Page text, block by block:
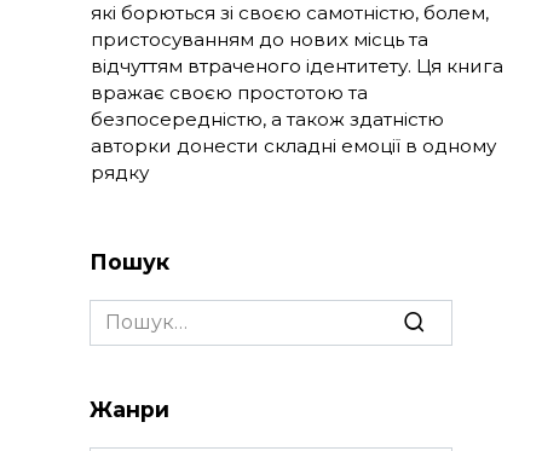
які борються зі своєю самотністю, болем,
пристосуванням до нових місць та
відчуттям втраченого ідентитету. Ця книга
вражає своєю простотою та
безпосередністю, а також здатністю
авторки донести складні емоції в одному
рядку
Пошук
Search
for:
Жанри